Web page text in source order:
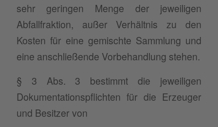
sehr geringen Menge der jeweiligen
Abfallfraktion, außer Verhältnis zu den
Kosten für eine gemischte Sammlung und
eine anschließende Vorbehandlung stehen.
§ 3 Abs. 3 bestimmt die jeweiligen
Dokumentationspflichten für die Erzeuger
und Besitzer von